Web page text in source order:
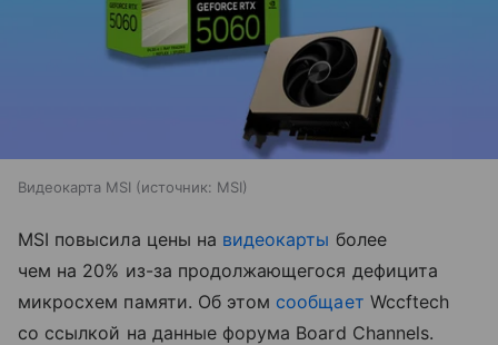
Видеокарта MSI источник: MSI
MSI повысила цены на видеокарты более
чем на 20% из-за продолжающегося дефицита
микросхем памяти. Об этом сообщает Wccftech
со ссылкой на данные форума Board Channels.